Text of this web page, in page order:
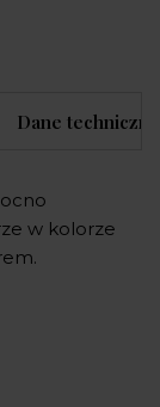
Dane techniczne
w kolorze